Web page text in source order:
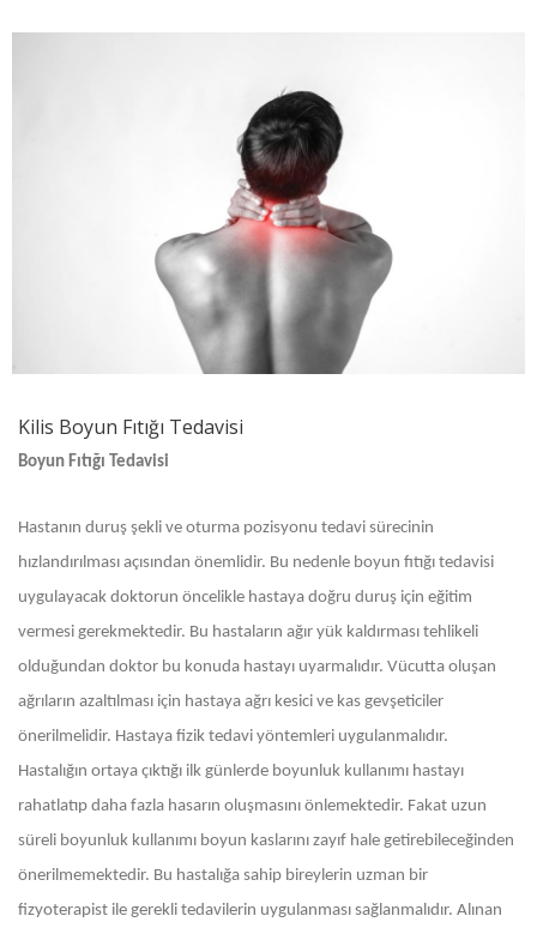
Kilis Boyun Fıtığı Tedavisi
Boyun Fıtığı Tedavisi
Hastanın duruş şekli ve oturma pozisyonu tedavi sürecinin
hızlandırılması açısından önemlidir. Bu nedenle boyun fıtığı tedavisi
uygulayacak doktorun öncelikle hastaya doğru duruş için eğitim
vermesi gerekmektedir. Bu hastaların ağır yük kaldırması tehlikeli
olduğundan doktor bu konuda hastayı uyarmalıdır. Vücutta oluşan
ağrıların azaltılması için hastaya ağrı kesici ve kas gevşeticiler
önerilmelidir. Hastaya fizik tedavi yöntemleri uygulanmalıdır.
Hastalığın ortaya çıktığı ilk günlerde boyunluk kullanımı hastayı
rahatlatıp daha fazla hasarın oluşmasını önlemektedir. Fakat uzun
süreli boyunluk kullanımı boyun kaslarını zayıf hale getirebileceğinden
önerilmemektedir. Bu hastalığa sahip bireylerin uzman bir
fizyoterapist ile gerekli tedavilerin uygulanması sağlanmalıdır. Alınan